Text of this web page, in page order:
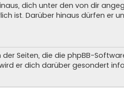
dich unter den von dir
ist. Darüber hinaus dürfen er
Seiten, die die phpBB-
er dich darüber gesondert